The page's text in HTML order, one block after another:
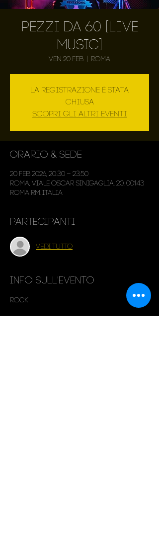
Pezzi da 60 [LIVE
MUSIC]
ven 20 feb Roma
La registrazione è stata
chiusa
Scopri gli altri eventi
Orario & Sede
20 feb 2026, 20:30 – 23:50
Roma, Viale Oscar Sinigaglia, 20, 00143
Roma RM, Italia
Partecipanti
Vedi tutto
Info sull'evento
Rock